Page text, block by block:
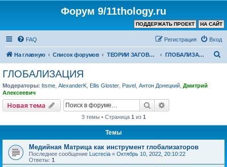
Форум 9/11thology.ru
НА САЙТ
ПОДДЕРЖАТЬ ПРОЕКТ
FAQ Вход
Регистрация
На главную Список форумов ТЕОРИИ ЗАГОВОРА (не связанные с 9/11) ГЛОБАЛИЗАЦИЯ
ГЛОБАЛИЗАЦИЯ
Модераторы: Itsme AlexanderK Ellis Gloster Pavel Антон Донецкий Дмитрий
Алексеевич
Новая тема Поиск
3 темы • Страница 1 из 1
Темы
Медийная Матрица как инструмент глобализаторов
Последнее сообщение Lucrecia « Октябрь 10, 2022, 20:10:22
Ответы: 1